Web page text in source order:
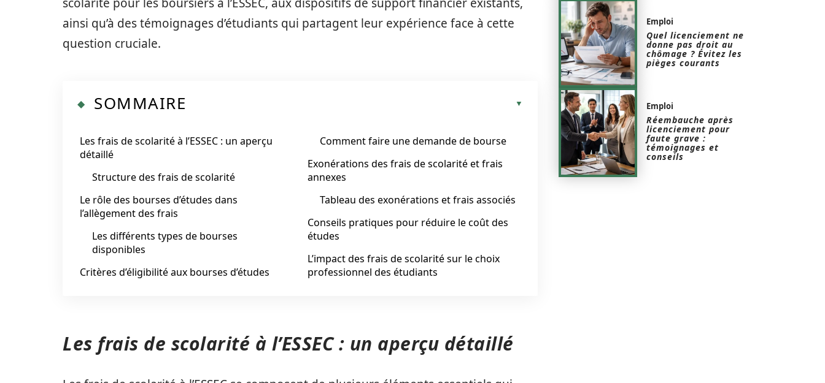
ainsi qu’à des témoignages d’étudiants qui partagent leur expérience face à cette
question cruciale.
SOMMAIRE
Les frais de scolarité à l’ESSEC : un aperçu
détaillé
Structure des frais de scolarité
Le rôle des bourses d’études dans
l’allègement des frais
Les différents types de bourses
disponibles
Critères d’éligibilité aux bourses d’études
Comment faire une demande de bourse
Exonérations des frais de scolarité et frais
annexes
Tableau des exonérations et frais associés
Conseils pratiques pour réduire le coût des
études
L’impact des frais de scolarité sur le choix
professionnel des étudiants
Les frais de scolarité à l’ESSEC : un aperçu détaillé
Emploi
Quel licenciement ne
donne pas droit au
chômage ? Évitez les
pièges courants
Emploi
Réembauche après
licenciement pour
faute grave :
témoignages et
conseils